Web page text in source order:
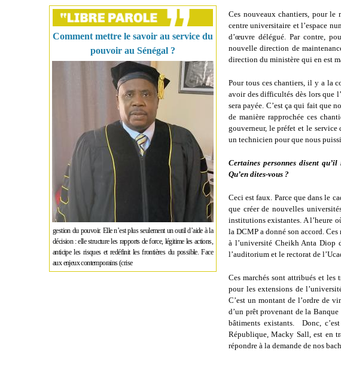
Comment mettre le savoir au service du
pouvoir au Sénégal ?
gestion du pouvoir. Elle n’est plus seulement un outil d’aide à la
décision : elle structure les rapports de force, légitime les actions,
anticipe les risques et redéfinit les frontières du possible. Face
aux enjeux contemporains (crise
Ces nouveaux chantiers, pour le
centre universitaire et l’espace
d’œuvre délégué. Par contre,
nouvelle direction de
direction du ministère qui en est
Pour tous ces chantiers, il y a la
avoir des difficultés dès lors que
sera payée. C’est ça qui fait que
de manière rapprochée ces
gouverneur, le préfet et le service
un technicien pour que nous
Certaines personnes disent
Qu’en dites-vous ?
Ceci est faux. Parce que dans le
que créer de nouvelles
institutions existantes. A l’heure
la DCMP a donné son accord.
à l’université Cheikh Anta Diop
l’auditorium et le rectorat de
Ces marchés sont attribués et les
pour les extensions de
C’est un montant de l’ordre de
d’un prêt provenant de la
bâtiments existants. Donc,
République, Macky Sall, est en
répondre à la demande de nos